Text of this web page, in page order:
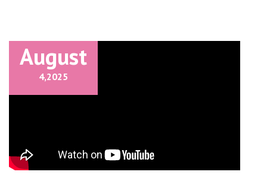
August
4,2025